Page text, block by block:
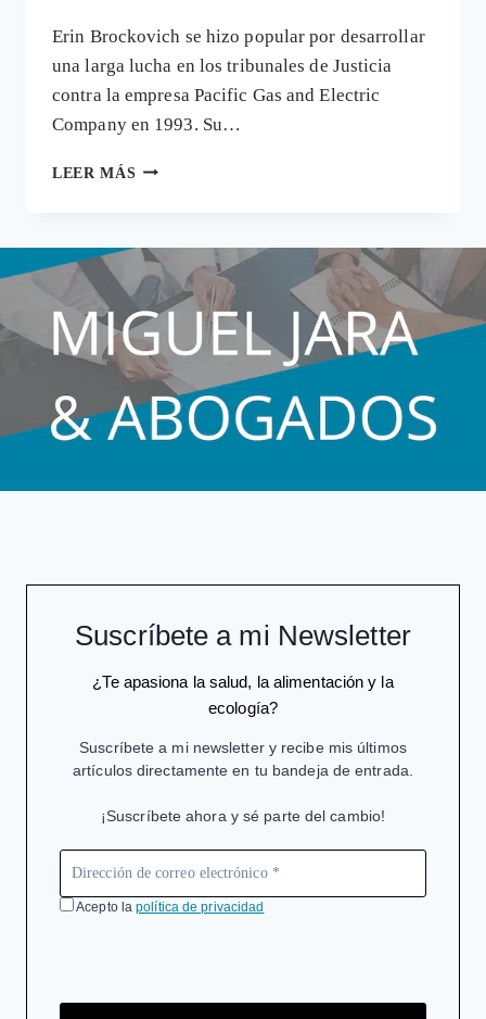
Erin Brockovich se hizo popular por desarrollar
una larga lucha en los tribunales de Justicia
contra la empresa Pacific Gas and Electric
Company en 1993. Su…
LEER MÁS ERIN
FARMACÉUTICA
BAYER
POR
EL
ANTICONCEPTIVO
ESSURE
Suscríbete a mi Newsletter
¿Te apasiona la salud, la alimentación y la
ecología?
Suscríbete a mi newsletter y recibe mis últimos
artículos directamente en tu bandeja de entrada.
¡Suscríbete ahora y sé parte del cambio!
Acepto lapolítica de privacidad